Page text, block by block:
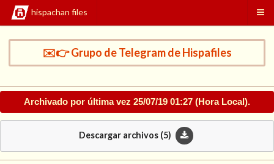
hispachan files
✉️👉 Grupo de Telegram de Hispafiles
Archivado por última vez 25/07/19 01:27 (Hora Local).
Descargar archivos (5)